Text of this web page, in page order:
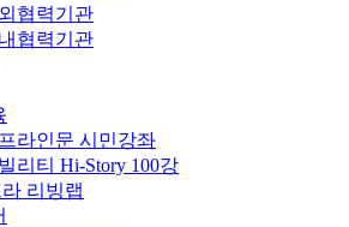
협력기관
협력기관
라인문 시민강좌
리티 Hi-Story 100강
리빙랩